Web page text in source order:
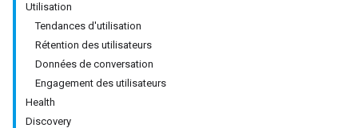
Utilisation
Tendances d'utilisation
Rétention des utilisateurs
Données de conversation
Engagement des utilisateurs
Health
Discovery